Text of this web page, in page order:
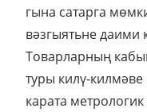
гына сатарга
вәзгыятьне даими
Товарларның
туры килү-
карата